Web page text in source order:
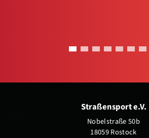
Straßensport e.V.
Nobelstraße 50b
18059 Rostock